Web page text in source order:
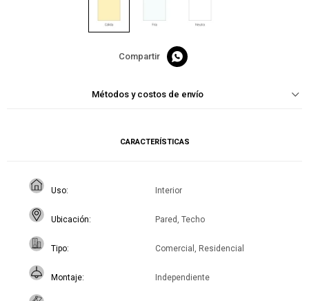

Métodos y costos de envío
CARACTERÍSTICAS
Uso Interior
Ubicación Pared, Techo
Tipo Comercial, Residencial
Montaje Independiente